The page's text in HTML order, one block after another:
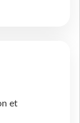
et